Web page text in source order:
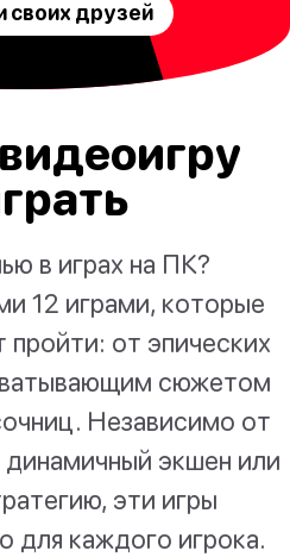
своих друзей
в играх на ПК?
12 играми, которые
пройти: от эпических
сюжетом
Независимо от
экшен или
эти игры
для каждого игрока.